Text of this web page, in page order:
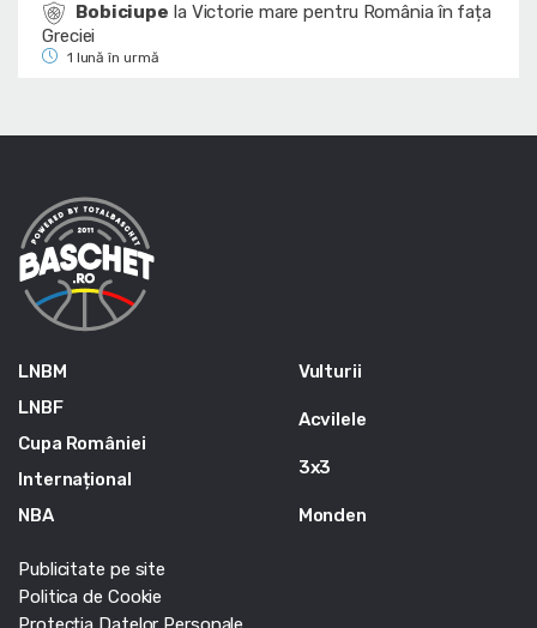
Bobiciupe la Victorie mare pentru România în fața
Greciei
1 lună în urmă
LNBM
LNBF
Cupa României
Internațional
NBA
Vulturii
Acvilele
3x3
Monden
Publicitate pe site
Politica de Cookie